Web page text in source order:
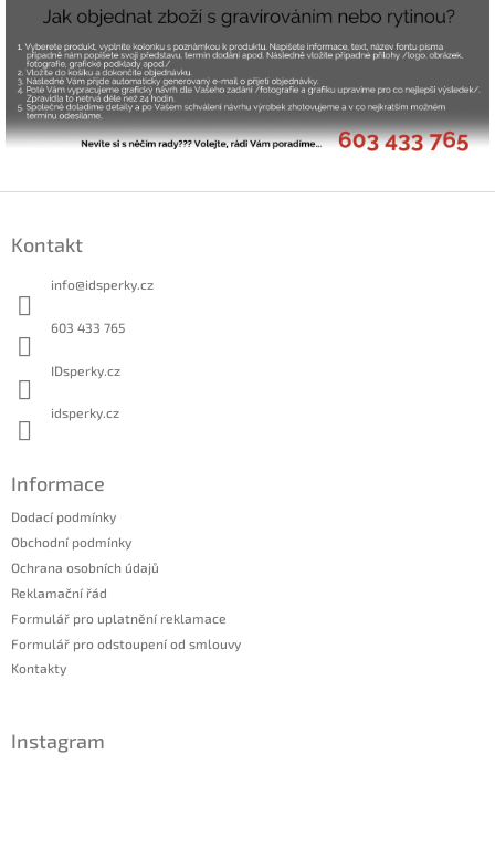
Kontakt
info@idsperky.cz
603 433 765
IDsperky.cz
idsperky.cz
Informace
Dodací podmínky
Obchodní podmínky
Ochrana osobních údajů
Reklamační řád
Formulář pro uplatnění reklamace
Formulář pro odstoupení od smlouvy
Kontakty
Instagram